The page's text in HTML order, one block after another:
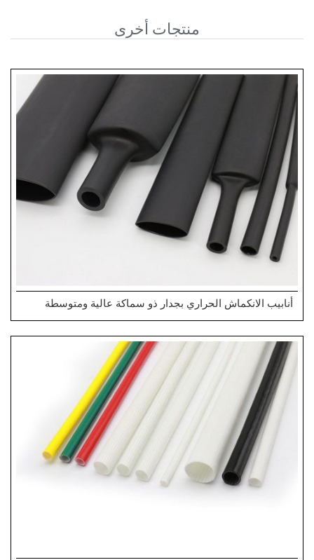
منتجات أخرى
أنابيب الانكماش الحراري بجدار ذو سماكة عالية ومتوسطة